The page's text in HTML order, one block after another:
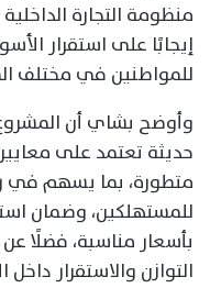
منظومة التجارة
إيجابًا على استقرار
للمواطنين في مختلف
وأوضح بشاي أن
حديثة تعتمد على
متطورة، بما يسهم في
للمستهلكين، وضمان
بأسعار مناسبة، فضلًا
التوازن والاستقرار